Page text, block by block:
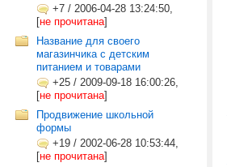
+7 / 2006-04-28 13:24:50,
[не прочитана]
Название для своего
магазинчика с детским
питанием и товарами
+25 / 2009-09-18 16:00:26,
[не прочитана]
Продвижение школьной
формы
+19 / 2002-06-28 10:53:44,
[не прочитана]